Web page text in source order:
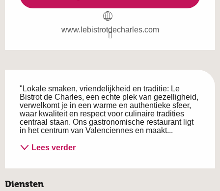
www.lebistrotdecharles.com
"Lokale smaken, vriendelijkheid en traditie: Le
Bistrot de Charles, een echte plek van gezelligheid,
verwelkomt je in een warme en authentieke sfeer,
waar kwaliteit en respect voor culinaire tradities
centraal staan. Ons gastronomische restaurant ligt
in het centrum van Valenciennes en maakt...
Lees verder
Diensten